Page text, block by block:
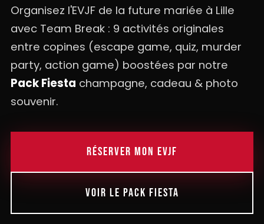
Organisez l'EVJF de la future mariée à Lille
avec Team Break : 9 activités originales
entre copines (escape game, quiz, murder
party, action game) boostées par notre
Pack Fiesta champagne, cadeau & photo
souvenir.
RÉSERVER MON EVJF
VOIR LE PACK FIESTA